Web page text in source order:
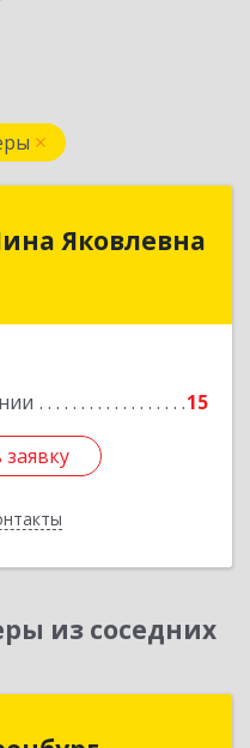
Яковлевна
15
обл, Медногорск г,
из соседних
Бит, Оренбург